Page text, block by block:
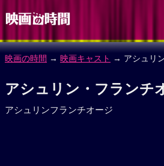
映画の時間 → 映画キャスト → アシュリ
アシュリン・フランチ
アシュリンフランチオージ